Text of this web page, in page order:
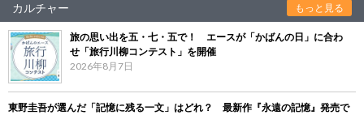
カルチャー もっと見る
旅の思い出を五・七・五で！ エースが「かばんの日」に合わ
せ「旅行川柳コンテスト」を開催
2026年8月7日
東野圭吾が選んだ「記憶に残る一文」はどれ？ 最新作『永遠の記憶』発売で